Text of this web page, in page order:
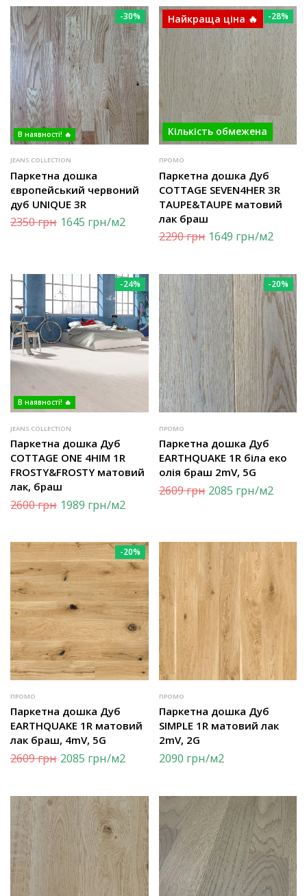
-30%
В наявності! 🔥
JEANS COLLECTION
Паркетна дошка
європейський червоний
дуб UNIQUE 3R
2350грн 1645 грн/м2
Найкраща ціна 🔥 -28%
Кількість обмежена
ПРОМО
Паркетна дошка Дуб
COTTAGE SEVEN4HER 3R
TAUPE&TAUPE матовий
лак браш
2290грн 1649 грн/м2
-24%
В наявності! 🔥
JEANS COLLECTION
Паркетна дошка Дуб
COTTAGE ONE 4HIM 1R
FROSTY&FROSTY матовий
лак, браш
2600грн 1989 грн/м2
-20%
ПРОМО
Паркетна дошка Дуб
EARTHQUAKE 1R біла еко
олія браш 2mV, 5G
2609грн 2085 грн/м2
-20%
ПРОМО
Паркетна дошка Дуб
EARTHQUAKE 1R матовий
лак браш, 4mV, 5G
2609грн 2085 грн/м2
ПРОМО
Паркетна дошка Дуб
SIMPLE 1R матовий лак
2mV, 2G
2090 грн/м2